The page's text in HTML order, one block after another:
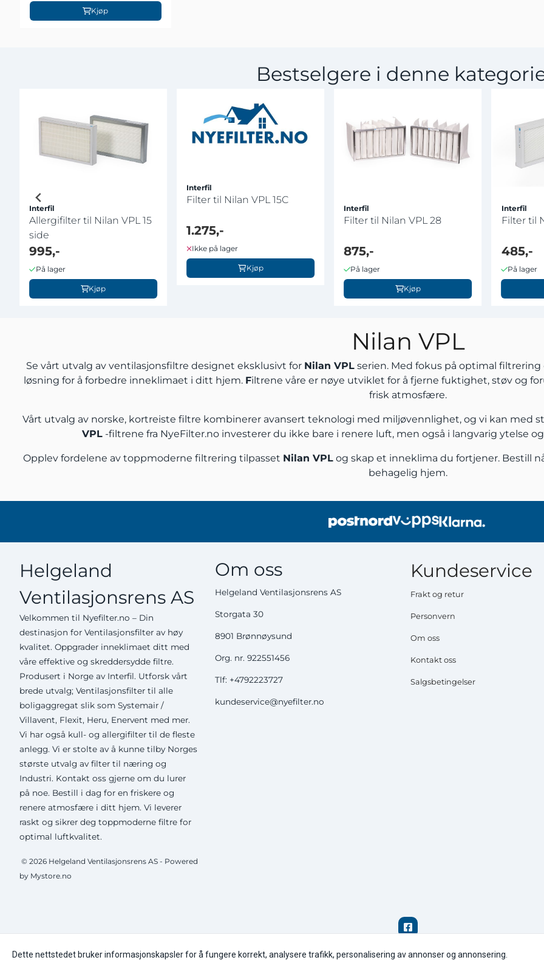
Kjøp
Bestselgere i denne
Interfil
Allergifilter til Nilan VPL 15
side
995,-
På lager
Kjøp
Interfil
Filter til Nilan VPL 15C
1.275,-
Ikke på lager
Kjøp
Interfil
Filter til Nilan VPL 28
875,-
På lager
Kjøp
Interfil
Filter til
485,-
På lager
Nilan VPL
Se vårt utvalg av ventilasjonsfiltre designet eksklusivt for Nilan VPLserien. Med fokus på optimal
løsning for å forbedre inneklimaet i ditt hjem. Filtrene våre er nøye utviklet for å fjerne fuktighet, støv og
frisk atmosfære.
Vårt utvalg av norske, kortreiste filtre kombinerer avansert teknologi med miljøvennlighet, og vi kan med
VPL-filtrene fra NyeFilter.no investerer du ikke bare i renere luft, men også i langvarig ytelse
Opplev fordelene av toppmoderne filtrering tilpasset Nilan VPL og skap et inneklima du fortjener. Bestill
behagelig hjem.
Helgeland
Ventilasjonsrens AS
Velkommen til Nyefilter.no – Din
destinasjon for Ventilasjonsfilter av høy
kvalitet. Oppgrader inneklimaet ditt med
våre effektive og skreddersydde filtre.
Produsert i Norge av Interfil. Utforsk vårt
brede utvalg; Ventilasjonsfilter til alle
boligaggregat slik som Systemair /
Villavent, Flexit, Heru, Enervent med mer.
Vi har også kull- og allergifilter til de fleste
anlegg. Vi er stolte av å kunne tilby Norges
største utvalg av filter til næring og
Industri. Kontakt oss gjerne om du lurer
på noe. Bestill i dag for en friskere og
renere atmosfære i ditt hjem. Vi leverer
raskt og sikrer deg toppmoderne filtre for
optimal luftkvalitet.
© 2026 Helgeland Ventilasjonsrens AS - Powered
by Mystore.no
Om oss
Helgeland Ventilasjonsrens AS
Storgata 30
8901 Brønnøysund
Org. nr. 922551456
Tlf: +4792223727
kundeservice@nyefilter.no
Kundeservice
Frakt og retur
Personvern
Om oss
Kontakt oss
Salgsbetingelser
Dette nettstedet bruker informasjonskapsler for å fungere korrekt, analysere trafikk, personalisering av annonser og annonsering.